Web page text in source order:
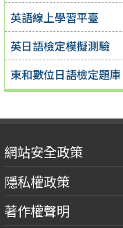
英語線上學習平臺
英日語檢定模擬測驗
東和數位日語檢定題庫
網站安全政策
隱私權政策
著作權聲明